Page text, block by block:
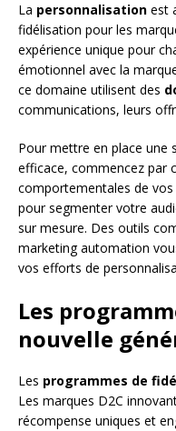
La personnalisation est
fidélisation pour les
expérience unique pour
émotionnel avec la
ce domaine utilisent des
communications, leurs
Pour mettre en place une
efficace, commencez par
comportementales de
pour segmenter votre
sur mesure. Des outils
marketing automation
vos efforts de
Les
nouvelle
Les programmes de
Les marques D2C
récompense uniques et